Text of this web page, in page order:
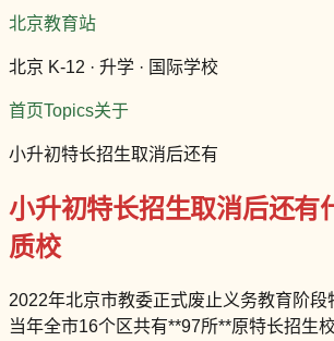
北京教育站
北京 K-12 · 升学 · 国际学校
首页Topics关于
小升初特长招生取消后还有
小升初特长招生取消后还有
质校
2022年北京市教委正式废止义务教育阶段
当年全市16个区共有**97所**原特长招生